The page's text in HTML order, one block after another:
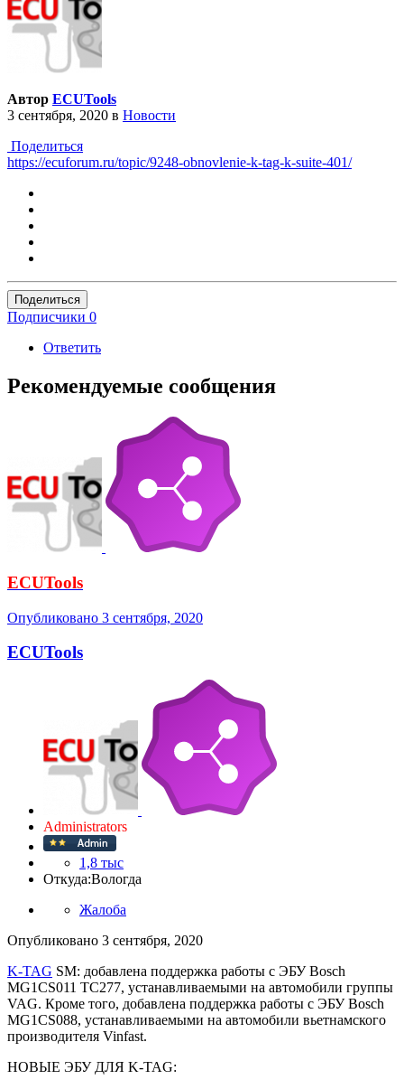
Автор ECUTools
3 сентября, 2020 в Новости
Поделиться
https://ecuforum.ru/topic/9248-obnovlenie-k-tag-k-suite-401/
Поделиться
Подписчики 0
Ответить
Рекомендуемые сообщения
ECUTools
Опубликовано 3 сентября, 2020
ECUTools
Administrators
1,8 тыс
Откуда:Вологда
Жалоба
Опубликовано 3 сентября, 2020
K-TAG SM: добавлена поддержка работы с ЭБУ Bosch
MG1CS011 TC277, устанавливаемыми на автомобили группы
VAG. Кроме того, добавлена поддержка работы с ЭБУ Bosch
MG1CS088, устанавливаемыми на автомобили вьетнамского
производителя Vinfast.
НОВЫЕ ЭБУ ДЛЯ K-TAG: